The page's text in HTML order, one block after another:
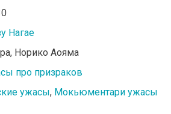
Нагае
Норико Аояма
про призраков
ужасы, Мокьюментари ужасы